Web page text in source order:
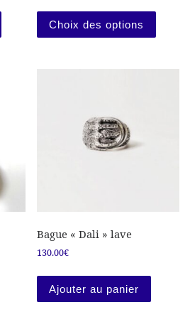
Ce produit a plusieurs variations.
Choix des options
Ce
Bague « Dali » lave
130.00€
Ajouter au panier